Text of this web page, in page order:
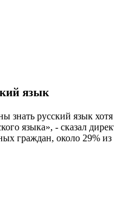
язык
знать русский язык
языка», - сказал
граждан, около 29%